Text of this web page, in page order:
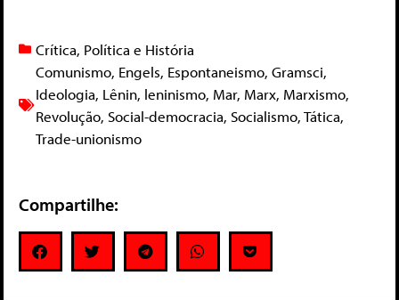
Crítica, Política e História
Comunismo, Engels, Espontaneismo, Gramsci,
Ideologia, Lênin, leninismo, Mar, Marx, Marxismo,
Revolução, Social-democracia, Socialismo,Tática,
Trade-unionismo
Compartilhe: